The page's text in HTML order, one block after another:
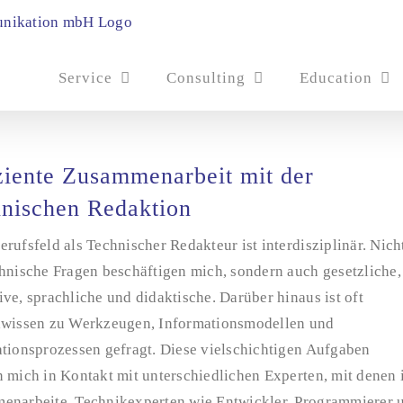
Service Consulting Education
Zusammenarbeit mit der
Redaktion
als Technischer Redakteur ist interdisziplinär.
Fragen beschäftigen mich, sondern auch gesetzliche,
sprachliche und didaktische. Darüber hinaus ist oft
zu Werkzeugen, Informationsmodellen und
gefragt. Diese vielschichtigen Aufgaben
mich in Kontakt mit unterschiedlichen Experten, mit denen